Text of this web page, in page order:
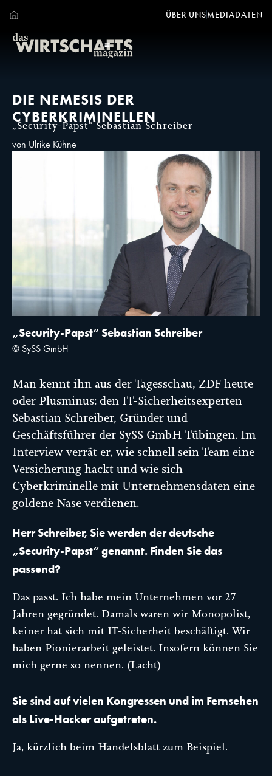
ÜBER UNSMEDIADATEN
DIE NEMESIS DER
CYBERKRIMINELLEN
„Security-Papst“ Sebastian Schreiber
von Ulrike Kühne
„Security-Papst“ Sebastian Schreiber
© SySS GmbH
Man kennt ihn aus der Tagesschau, ZDF heute
oder Plusminus: den IT-Sicherheitsexperten
Sebastian Schreiber, Gründer und
Geschäftsführer der SySS GmbH Tübingen. Im
Interview verrät er, wie schnell sein Team eine
Versicherung hackt und wie sich
Cyberkriminelle mit Unternehmensdaten eine
goldene Nase verdienen.
Herr Schreiber, Sie werden der deutsche
„Security-Papst“ genannt. Finden Sie das
passend?
Das passt. Ich habe mein Unternehmen vor 27
Jahren gegründet. Damals waren wir Monopolist,
keiner hat sich mit IT-Sicherheit beschäftigt. Wir
haben Pionierarbeit geleistet. Insofern können Sie
mich gerne so nennen. (Lacht)
Sie sind auf vielen Kongressen und im Fernsehen
als Live-Hacker aufgetreten.
Ja, kürzlich beim Handelsblatt zum Beispiel.